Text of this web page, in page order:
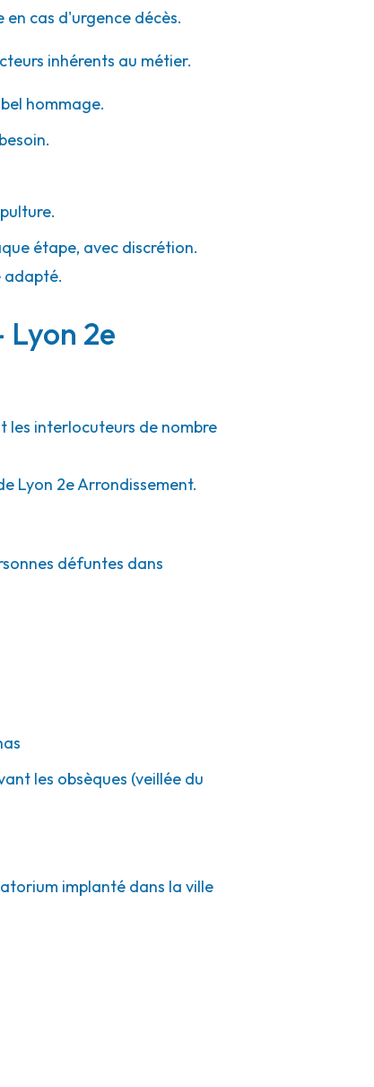
cas d'urgence décès.
inhérents au métier.
hommage.
étape, avec discrétion.
adapté.
2e
les interlocuteurs de nombre
Lyon 2e Arrondissement.
défuntes dans
les obsèques (veillée du
implanté dans la ville